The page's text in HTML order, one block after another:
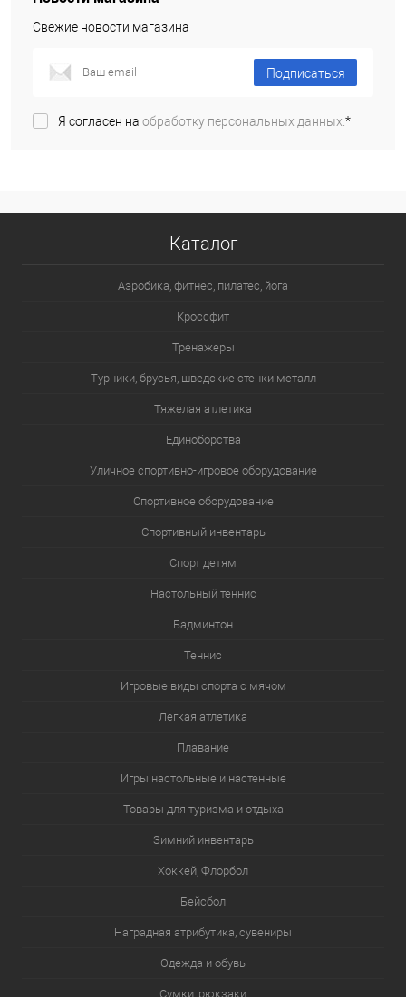
Свежие новости магазина
Подписаться
Я согласен на обработку персональных данных.*
Каталог
Аэробика, фитнес, пилатес, йога
Кроссфит
Тренажеры
Турники, брусья, шведские стенки металл
Тяжелая атлетика
Единоборства
Уличное спортивно-игровое оборудование
Спортивное оборудование
Спортивный инвентарь
Спорт детям
Настольный теннис
Бадминтон
Теннис
Игровые виды спорта с мячом
Легкая атлетика
Плавание
Игры настольные и настенные
Товары для туризма и отдыха
Зимний инвентарь
Хоккей, Флорбол
Бейсбол
Наградная атрибутика, сувениры
Одежда и обувь
Сумки, рюкзаки